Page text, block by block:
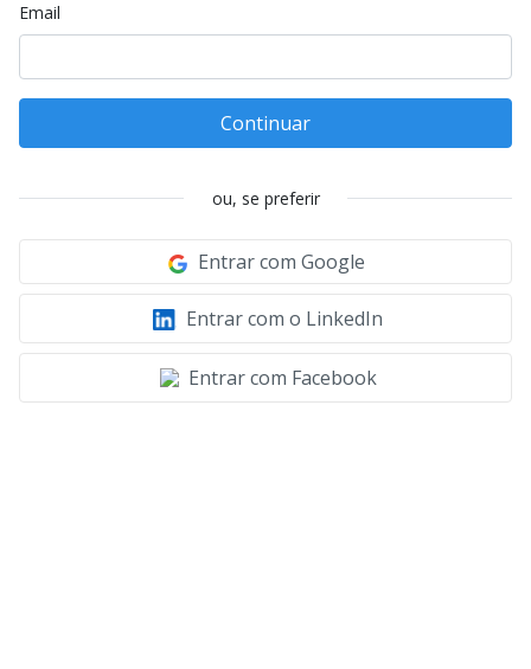
Email
Continuar
ou, se preferir
Entrar com Google
Entrar com o LinkedIn
Entrar com Facebook